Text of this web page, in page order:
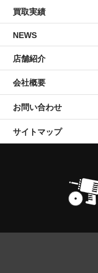
買取実績
NEWS
店舗紹介
会社概要
お問い合わせ
サイトマップ